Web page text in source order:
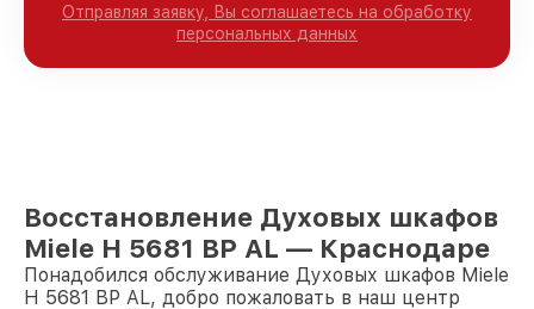
Отправляя заявку, Вы соглашаетесь на обработку
персональных данных
Восстановление Духовых шкафов
Miele H 5681 BP AL — Краснодаре
Понадобился обслуживание Духовых шкафов Miele
H 5681 BP AL, добро пожаловать в наш центр